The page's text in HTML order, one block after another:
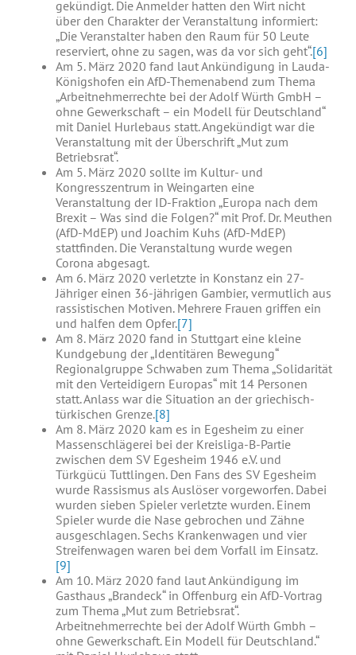
gekündigt. Die Anmelder hatten den Wirt nicht
über den Charakter der Veranstaltung informiert:
„Die Veranstalter haben den Raum für 50 Leute
reserviert, ohne zu sagen, was da vor sich geht“.[6]
Am 5. März 2020 fand laut Ankündigung in Lauda-
Königshofen ein AfD-Themenabend zum Thema
„Arbeitnehmerrechte bei der Adolf Würth GmbH –
ohne Gewerkschaft – ein Modell für Deutschland“
mit Daniel Hurlebaus statt. Angekündigt war die
Veranstaltung mit der Überschrift „Mut zum
Betriebsrat“.
Am 5. März 2020 sollte im Kultur- und
Kongresszentrum in Weingarten eine
Veranstaltung der ID-Fraktion „Europa nach dem
Brexit – Was sind die Folgen?“ mit Prof. Dr. Meuthen
(AfD-MdEP) und Joachim Kuhs (AfD-MdEP)
stattfinden. Die Veranstaltung wurde wegen
Corona abgesagt.
Am 6. März 2020 verletzte in Konstanz ein 27-
Jähriger einen 36-jährigen Gambier, vermutlich aus
rassistischen Motiven. Mehrere Frauen griffen ein
und halfen dem Opfer.[7]
Am 8. März 2020 fand in Stuttgart eine kleine
Kundgebung der „Identitären Bewegung“
Regionalgruppe Schwaben zum Thema „Solidarität
mit den Verteidigern Europas“ mit 14 Personen
statt. Anlass war die Situation an der griechisch-
türkischen Grenze.[8]
Am 8. März 2020 kam es in Egesheim zu einer
Massenschlägerei bei der Kreisliga-B-Partie
zwischen dem SV Egesheim 1946 e.V. und
Türkgücü Tuttlingen. Den Fans des SV Egesheim
wurde Rassismus als Auslöser vorgeworfen. Dabei
wurden sieben Spieler verletzte wurden. Einem
Spieler wurde die Nase gebrochen und Zähne
ausgeschlagen. Sechs Krankenwagen und vier
Streifenwagen waren bei dem Vorfall im Einsatz.
[9]
Am 10. März 2020 fand laut Ankündigung im
Gasthaus „Brandeck“ in Offenburg ein AfD-Vortrag
zum Thema „Mut zum Betriebsrat“.
Arbeitnehmerrechte bei der Adolf Würth Gmbh –
ohne Gewerkschaft. Ein Modell für Deutschland.“